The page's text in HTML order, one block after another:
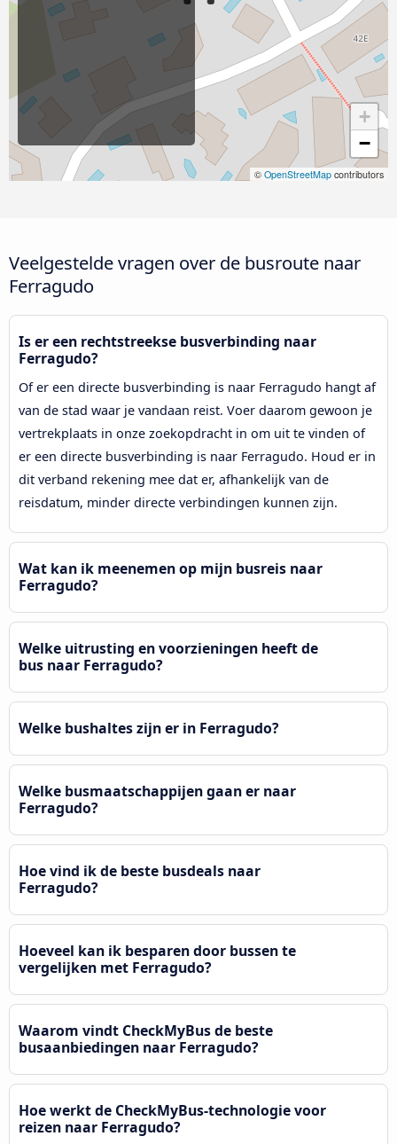
+
−
© OpenStreetMap contributors
Veelgestelde vragen over de busroute naar
Ferragudo
Is er een rechtstreekse busverbinding naar
Ferragudo?
Of er een directe busverbinding is naar Ferragudo hangt af
van de stad waar je vandaan reist. Voer daarom gewoon je
vertrekplaats in onze zoekopdracht in om uit te vinden of
er een directe busverbinding is naar Ferragudo. Houd er in
dit verband rekening mee dat er, afhankelijk van de
reisdatum, minder directe verbindingen kunnen zijn.
Wat kan ik meenemen op mijn busreis naar
Ferragudo?
Welke uitrusting en voorzieningen heeft de
bus naar Ferragudo?
Welke bushaltes zijn er in Ferragudo?
Welke busmaatschappijen gaan er naar
Ferragudo?
Hoe vind ik de beste busdeals naar
Ferragudo?
Hoeveel kan ik besparen door bussen te
vergelijken met Ferragudo?
Waarom vindt CheckMyBus de beste
busaanbiedingen naar Ferragudo?
Hoe werkt de CheckMyBus-technologie voor
reizen naar Ferragudo?